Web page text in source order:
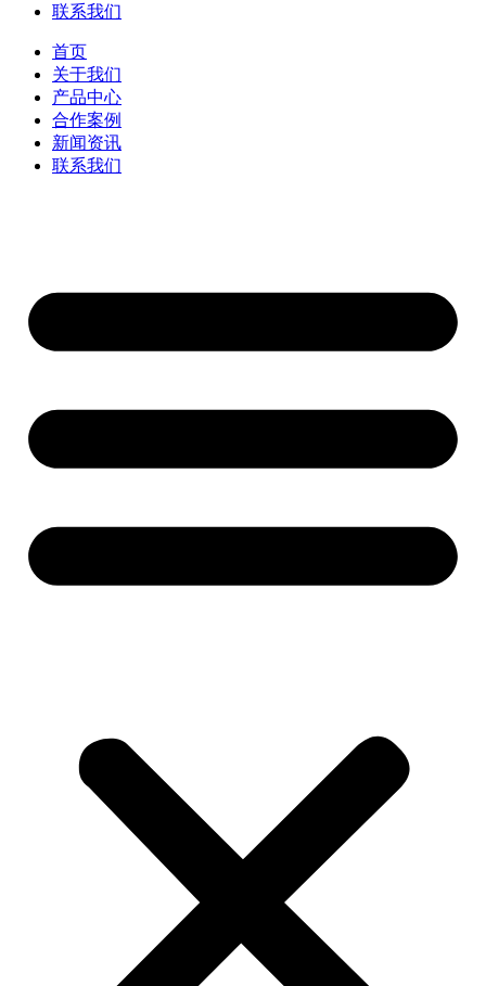
联系我们
首页
关于我们
产品中心
合作案例
新闻资讯
联系我们